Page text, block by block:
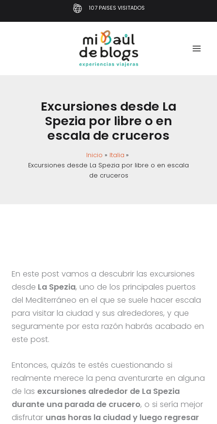
al
107 PAISES VISITADOS
Excursiones desde La
Spezia por libre o en
escala de cruceros
Inicio
Italia
Excursiones desde La Spezia por libre o en escala
de cruceros
En este post vamos a descubrir las excursiones
desde La Spezia, uno de los principales puertos
del Mediterráneo en el que se suele hacer escala
para visitar la ciudad y sus alrededores, y que
seguramente por esta razón habrás acabado en
este post.
Entonces, quizás te estés cuestionando si
realmente merece la pena aventurarte en alguna
de las excursiones alrededor de La Spezia
durante una parada de crucero, o si sería mejor
disfrutar unas horas la ciudad y luego regresar